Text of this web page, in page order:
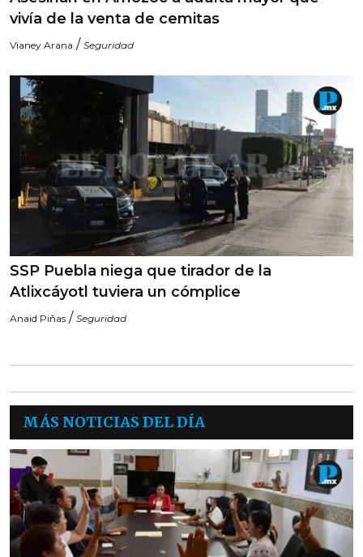
vivía de la venta de cemitas
Vianey Arana / Seguridad
SSP Puebla niega que tirador de la
Atlixcáyotl tuviera un cómplice
Anaid Piñas / Seguridad
MÁS NOTICIAS DEL DÍA